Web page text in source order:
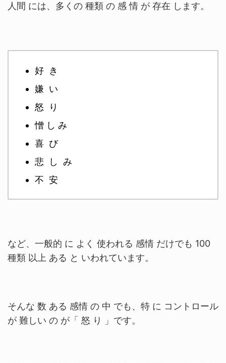
人間 には、多くの 種類 の 感 情 が 存在 します。
好 き
嫌 い
怒 り
憎 し み
喜 び
悲 し み
不 安
など、一般的 に よく 使われる 感情 だけでも 100
種類 以上 ある と いわれています。
そんな 数 ある 感情 の 中 でも、特 に コントロール
が 難しい の が「 怒 り 」です。